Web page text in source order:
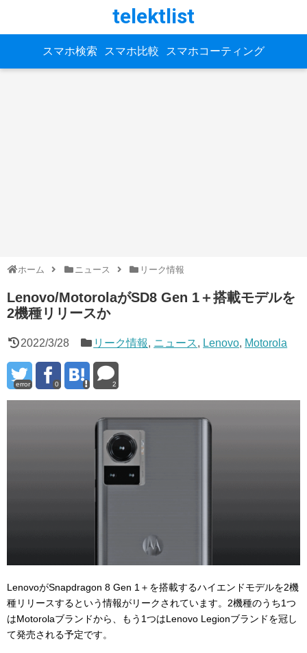
telektlist
スマホ検索 スマホ比較 スマホコーティング
ホーム ニュース リーク情報
Lenovo/MotorolaがSD8 Gen 1＋搭載モデルを
2機種リリースか
2022/3/28 リーク情報, ニュース, Lenovo, Motorola
error 0 2
LenovoがSnapdragon 8 Gen 1＋を搭載するハイエンドモデルを2機
種リリースするという情報がリークされています。2機種のうち1つ
はMotorolaブランドから、もう1つはLenovo Legionブランドを冠し
て発売される予定です。